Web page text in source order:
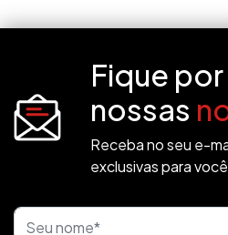
Fique
nossas
Receba no seu e-
exclusivas para você